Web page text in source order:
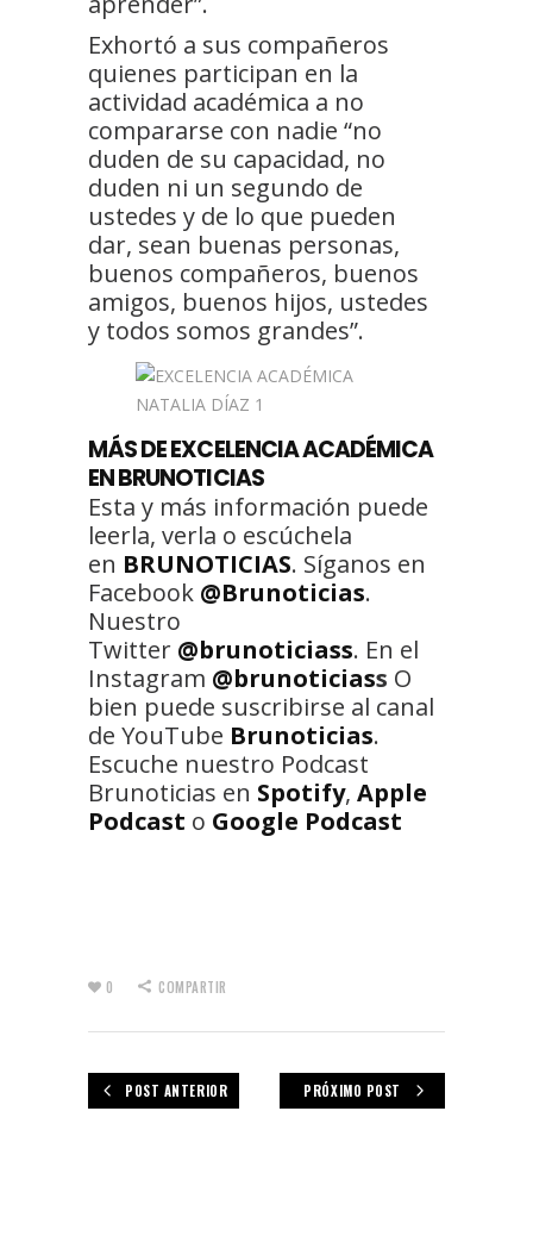
Exhortó a sus compañeros
quienes participan en la
actividad académica a no
compararse con nadie “no
duden de su capacidad, no
duden ni un segundo de
ustedes y de lo que pueden
dar, sean buenas personas,
buenos compañeros, buenos
amigos, buenos hijos, ustedes
y todos somos grandes”.
MÁS DE EXCELENCIA ACADÉMICA
EN BRUNOTICIAS
Esta y más información puede
leerla, verla o escúchela
en BRUNOTICIAS. Síganos en
Facebook @Brunoticias.
Nuestro
Twitter @brunoticiass. En el
Instagram @brunoticiass O
bien puede suscribirse al canal
de YouTube Brunoticias.
Escuche nuestro Podcast
Brunoticias en Spotify, Apple
Podcast o Google Podcast
0 COMPARTIR
POST ANTERIOR PRÓXIMO POST